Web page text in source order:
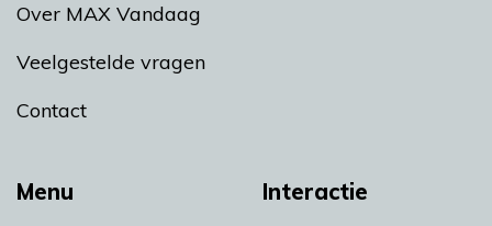
Menu Interactie
Over MAX Vandaag
Veelgestelde vragen
Contact